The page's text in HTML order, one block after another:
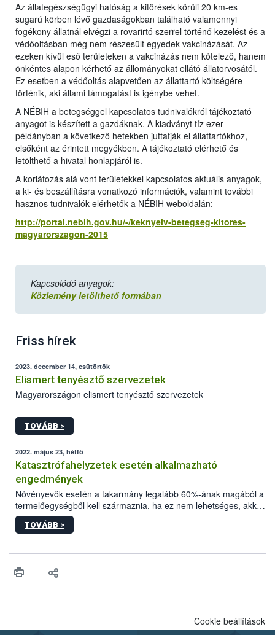
Az állategészségügyi hatóság a kitörések körüli 20 km-es
sugarú körben lévő gazdaságokban található valamennyi
fogékony állatnál elvégzi a rovarirtó szerrel történő kezelést és a
védőoltásban még nem részesült egyedek vakcinázását. Az
ezeken kívül eső területeken a vakcinázás nem kötelező, hanem
önkéntes alapon kérhető az állományokat ellátó állatorvosától.
Ez esetben a védőoltás alapvetően az állattartó költségére
történik, aki állami támogatást is igénybe vehet.
A NÉBIH a betegséggel kapcsolatos tudnivalókról tájékoztató
anyagot is készített a gazdáknak. A kiadványt tíz ezer
példányban a következő hetekben juttatják el állattartókhoz,
elsőként az érintett megyékben. A tájékoztató elérhető és
letölthető a hivatal honlapjáról is.
A korlátozás alá vont területekkel kapcsolatos aktuális anyagok,
a ki- és beszállításra vonatkozó információk, valamint további
hasznos tudnivalók elérhetők a NÉBIH weboldalán:
http://portal.nebih.gov.hu/-/keknyelv-betegseg-kitores-
magyarorszagon-2015
Kapcsolódó anyagok:
Közlemény letölthető formában
Friss hírek
2023. december 14, csütörtök
Elismert tenyésztő szervezetek
Magyarországon elismert tenyésztő szervezetek
TOVÁBB >
2022. május 23, hétfő
Katasztrófahelyzetek esetén alkalmazható
engedmények
Növényevők esetén a takarmány legalább 60%-ának magából a
termelőegységből kell származnia, ha ez nem lehetséges, akkor
más ökológiai gazdaságokkal együttműködésben kell előállítani.
Az emlősök táplálása során előtérbe kell helyezni az anyatejes
TOVÁBB >
Cookie beállítások